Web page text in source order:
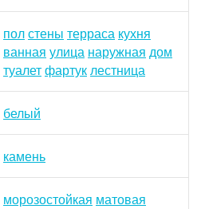
полстены терраса кухня
ванная улица наружная дом
туалетфартуклестница
белый
камень
морозостойкая матовая